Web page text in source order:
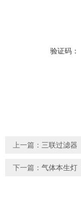
验证码：
上一篇： 三联过滤器
下一篇： 气体本生灯